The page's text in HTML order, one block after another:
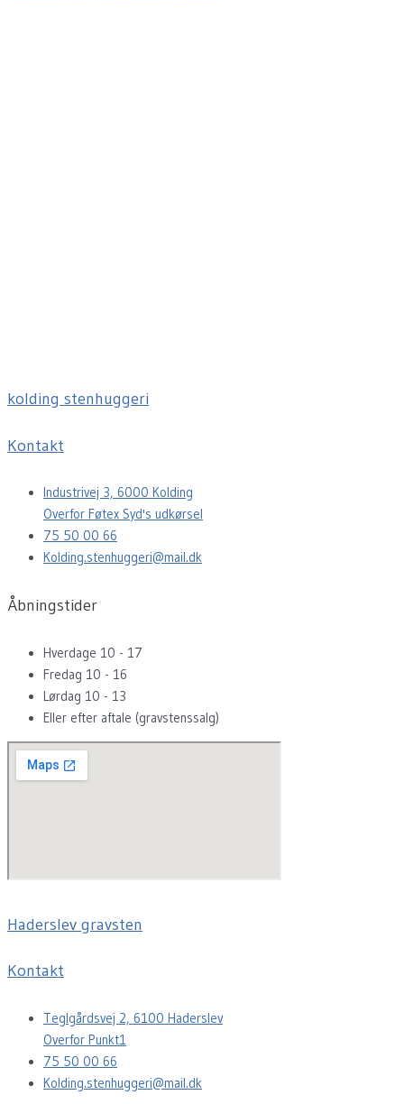
kolding stenhuggeri
Kontakt
Industrivej 3, 6000 Kolding
Overfor Føtex Syd's udkørsel
75 50 00 66
Kolding.stenhuggeri@mail.dk
Åbningstider
Hverdage 10 - 17
Fredag 10 - 16
Lørdag 10 - 13
Eller efter aftale (gravstenssalg)
Haderslev gravsten
Kontakt
Teglgårdsvej 2, 6100 Haderslev
Overfor Punkt1
75 50 00 66
Kolding.stenhuggeri@mail.dk